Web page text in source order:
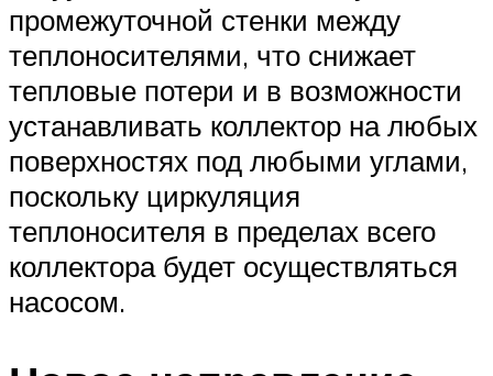
промежуточной стенки между
теплоносителями, что снижает
тепловые потери и в возможности
устанавливать коллектор на любых
поверхностях под любыми углами,
поскольку циркуляция
теплоносителя в пределах всего
коллектора будет осуществляться
насосом.